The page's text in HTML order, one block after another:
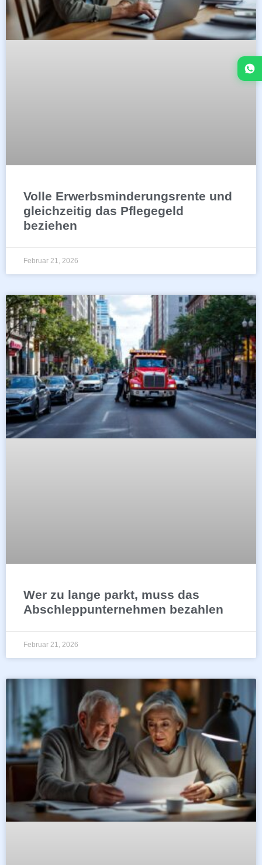
Volle Erwerbsminderungsrente und
gleichzeitig das Pflegegeld
beziehen
Februar 21, 2026
Wer zu lange parkt, muss das
Abschleppunternehmen bezahlen
Februar 21, 2026